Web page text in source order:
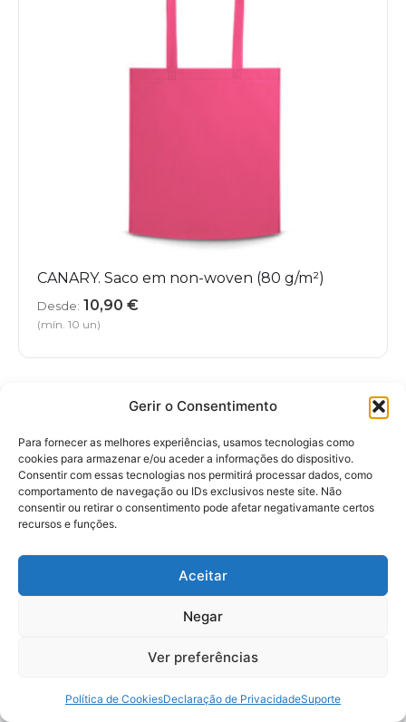
Gerir o Consentimento
Para fornecer as melhores experiências, usamos tecnologias como
cookies para armazenar e/ou aceder a informações do dispositivo.
Consentir com essas tecnologias nos permitirá processar dados, como
comportamento de navegação ou IDs exclusivos neste site. Não
consentir ou retirar o consentimento pode afetar negativamante certos
recursos e funções.
Aceitar
Negar
Ver preferências
Política de CookiesDeclaração de PrivacidadeSuporte
CANARY. Saco em non-woven (80 g/m²)
Desde: 10,90 €
(mín. 10 un)
Inscreva-se na Newsletter
Receba novidades, promoções e ideias de brindes
personalizados para empresas e eventos.